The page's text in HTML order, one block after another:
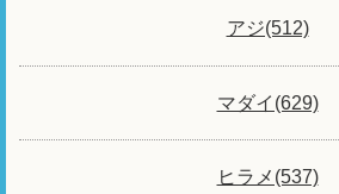
アジ(512)
マダイ(629)
ヒラメ(537)